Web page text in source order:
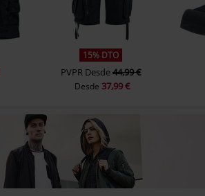
15% DTO
PVPR Desde44,99 €
Desde37,99 €